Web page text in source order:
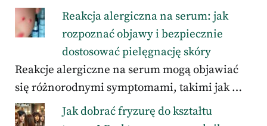
Reakcja alergiczna na serum: jak
rozpoznać objawy i bezpiecznie
dostosować pielęgnację skóry
Reakcje alergiczne na serum mogą objawiać
się różnorodnymi symptomami, takimi jak …
Jak dobrać fryzurę do kształtu